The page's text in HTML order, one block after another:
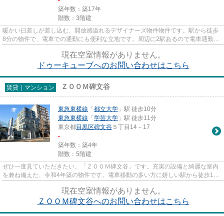
築年数：築17年
階数：3階建
暖かい日差しが差し込む、開放感溢れるデザイナーズ物件物件です。駅から徒歩
8分の物件で、電車での通勤にも便利な立地です。周辺に2駅あるので電車通勤し
現在空室情報がありません。
ドゥーキューブへのお問い合わせはこちら
賃貸｜マンション ＺＯＯＭ碑文谷
東急東横線 「 都立大学 」駅 徒歩10分
東急東横線 「 学芸大学 」駅 徒歩11分
東京都目黒区碑文谷 ５丁目14－17
-
築年数：築4年
階数：5階建
ぜひ一度見ていただきたい、「ＺＯＯＭ碑文谷」です。充実の設備と綺麗な室内
を兼ね備えた、令和4年築の物件です。電車移動の多い方に嬉しい駅から徒歩10
現在空室情報がありません。
ＺＯＯＭ碑文谷へのお問い合わせはこちら